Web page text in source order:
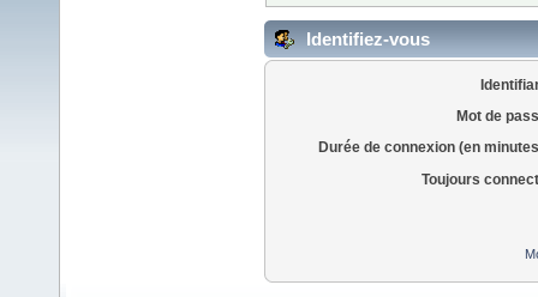
Identifiez-vous
Mot de
Durée de connexion (en
Toujours